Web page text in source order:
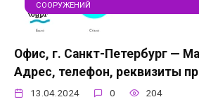
СООРУЖЕНИЙ
Офис, г. Санкт-Петербург —
Адрес, телефон, реквизиты
13.04.2024 0 204